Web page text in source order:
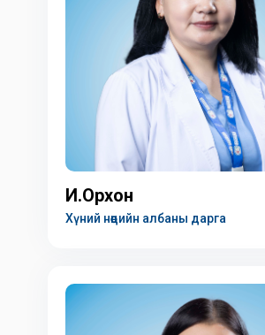
И.Орхон
Хүний нөөцийн албаны дарга